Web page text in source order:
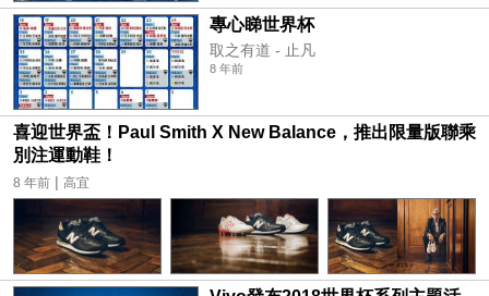
專心睇世界杯
取之有道 - 止凡
8 年前
喜迎世界盃！Paul Smith X New Balance，推出限量版聯乘
別注運動鞋！
8 年前 | 高宜